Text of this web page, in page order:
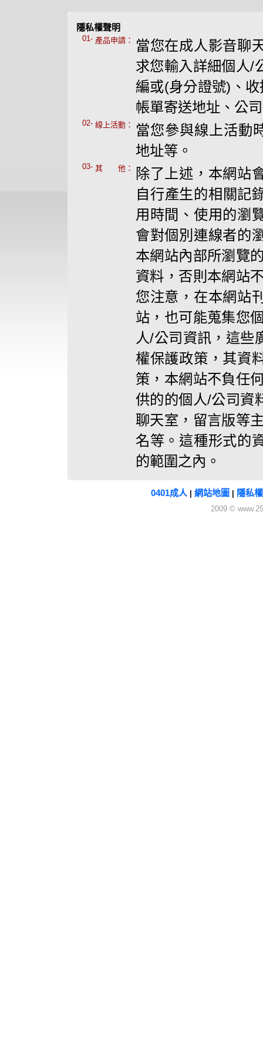
隱私權聲明
01- 產品申請：
當您在成人影音聊
求您輸入詳細個人/
編或(身分證號)、
帳單寄送地址、公
02- 線上活動：
當您參與線上活動
地址等。
03- 其 他：
除了上述，本網站
自行產生的相關記
用時間、使用的瀏
會對個別連線者的
本網站內部所瀏覽
資料，否則本網站
您注意，在本網站
站，也可能蒐集您
人/公司資訊，這些
權保護政策，其資
策，本網站不負任
供的的個人/公司資
聊天室，留言版等
名等。這種形式的
的範圍之內。
0401成人| 網站地圖 隱私
2009 ©